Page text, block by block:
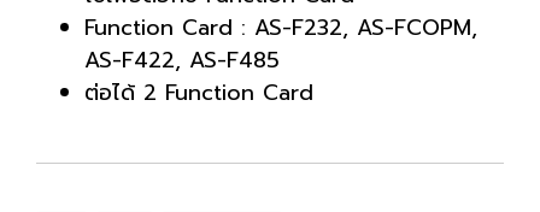
Function Card : AS-F232, AS-FCOPM,
AS-F422, AS-F485
ต่อได้ 2 Function Card